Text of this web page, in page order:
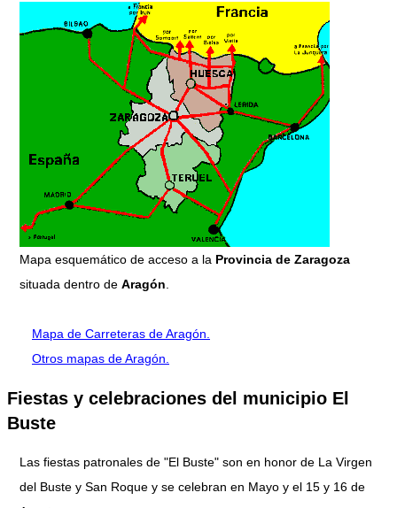
Mapa esquemático de acceso a la Provincia de Zaragoza
situada dentro de Aragón
Mapa de Carreteras de Aragón.
Otros mapas de Aragón.
Fiestas y celebraciones del municipio El
Buste
Las fiestas patronales de "El Buste" son en honor de La Virgen
del Buste y San Roque y se celebran en Mayo y el 15 y 16 de